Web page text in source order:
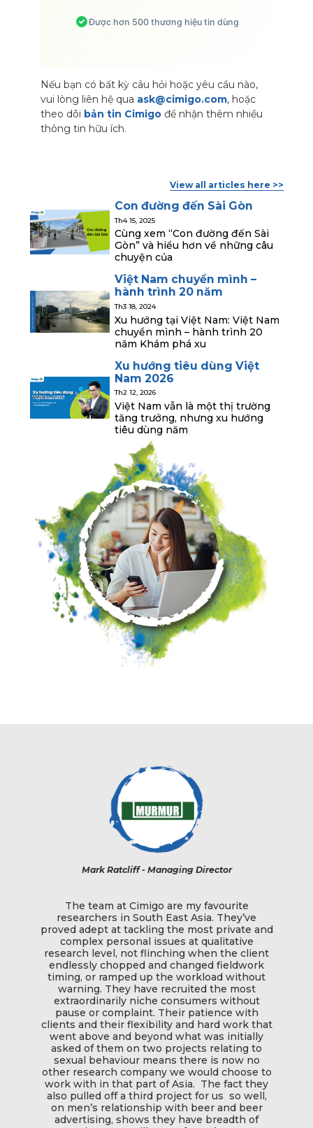
Được hơn 500 thương hiệu tin dùng
Nếu bạn có bất kỳ câu hỏi hoặc yêu cầu nào,
vui lòng liên hệ qua ask@cimigo.com, hoặc
theo dõi bản tin Cimigođể nhận thêm nhiều
thông tin hữu ích.
View all articles here >>
Con đường đến Sài Gòn
Th4 15, 2025
Cùng xem “Con đường đến Sài
Gòn” và hiểu hơn về những câu
chuyện của
Việt Nam chuyển mình –
hành trình 20 năm
Th3 18, 2024
Xu hướng tại Việt Nam: Việt Nam
chuyển mình – hành trình 20
năm Khám phá xu
Xu hướng tiêu dùng Việt
Nam 2026
Th2 12, 2026
Việt Nam vẫn là một thị trường
tăng trưởng, nhưng xu hướng
tiêu dùng năm
Mark Ratcliff - Managing Director
The team at Cimigo are my favourite
researchers in South East Asia. They’ve
proved adept at tackling the most private and
complex personal issues at qualitative
research level, not flinching when the client
endlessly chopped and changed fieldwork
timing, or ramped up the workload without
warning. They have recruited the most
extraordinarily niche consumers without
pause or complaint. Their patience with
clients and their flexibility and hard work that
went above and beyond what was initially
asked of them on two projects relating to
sexual behaviour means there is now no
other research company we would choose to
work with in that part of Asia. The fact they
also pulled off a third project for us so well,
on men’s relationship with beer and beer
advertising, shows they have breadth of